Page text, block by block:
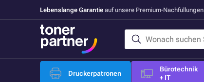
Lebenslange Garantie auf unsere Premium-Nachfüllungen
Druckerpatronen
Bürotechnik
+ IT